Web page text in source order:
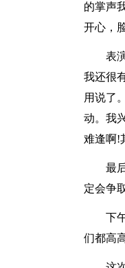
的掌声
开心，
表
我还很
用说了
动。我
难逢啊!
最
定会争
下
们都高